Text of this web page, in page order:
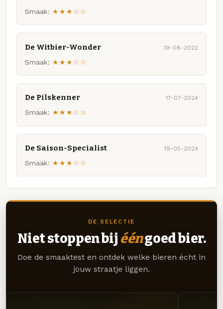
Smaak: ★★★☆☆
De Witbier-Wonder 19-08-2022
Smaak: ★★★☆☆
De Pilskenner 17-07-2024
Smaak: ★★★☆☆
De Saison-Specialist 19-05-2024
Smaak: ★★★☆☆
DE SELECTIE
Niet stoppen bij ééngoed bier.
Doe de smaaktest en ontdek welke bieren écht in
jouw straatje liggen.